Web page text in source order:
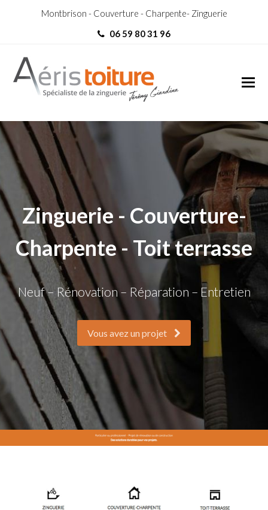
Montbrison - Couverture - Charpente- Zinguerie
06 59 80 31 96
Zinguerie - Couverture-
Charpente - Toit terrasse
Neuf – Rénovation – Réparation – Entretien
Vous avez un projet